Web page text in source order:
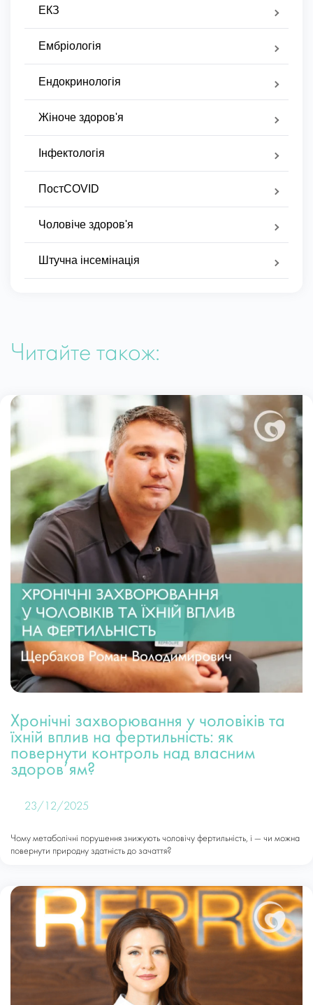
ЕКЗ
Ембріологія
Ендокринологія
Жіноче здоров'я
Інфектологія
ПостCOVID
Чоловіче здоров'я
Штучна інсемінація
Читайте також:
Хронічні захворювання у чоловіків та
їхній вплив на фертильність: як
повернути контроль над власним
здоров’ям?
23/12/2025
Чому метаболічні порушення знижують чоловічу фертильність, і — чи можна
повернути природну здатність до зачаття?